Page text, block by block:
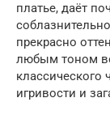
платье, даёт
прекрасно
любым тоном
классического
игривости и